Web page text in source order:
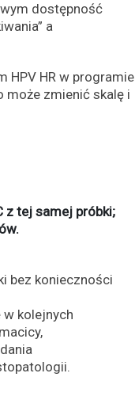
dostępność
a
HPV HR w programie
może zmienić skalę i
z tej samej próbki;
bez konieczności
kolejnych